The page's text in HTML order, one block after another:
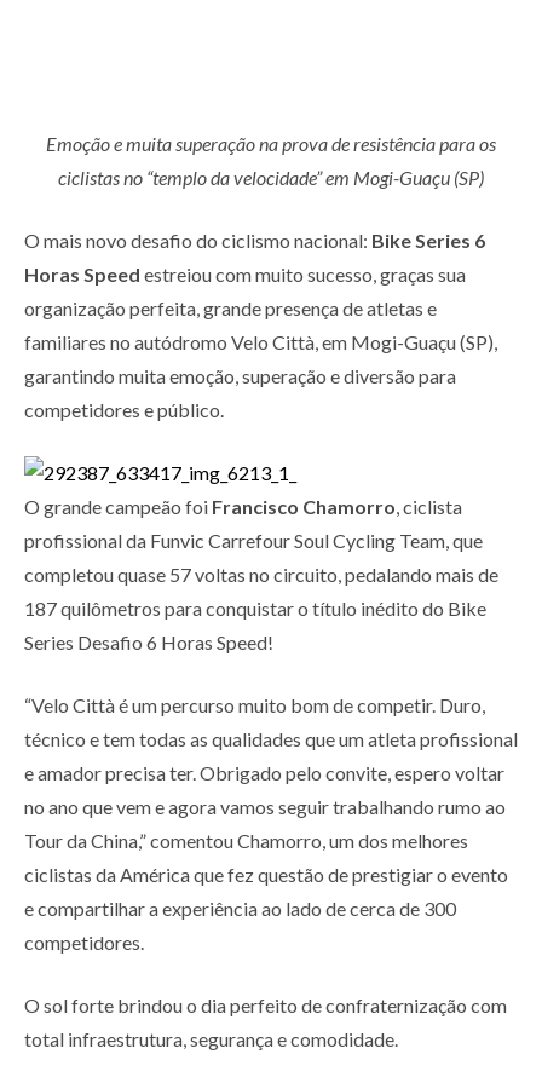
Emoção e muita superação na prova de resistência para os
ciclistas no “templo da velocidade” em Mogi-Guaçu (SP)
O mais novo desafio do ciclismo nacional: Bike Series 6
Horas Speed estreiou com muito sucesso, graças sua
organização perfeita, grande presença de atletas e
familiares no autódromo Velo Città, em Mogi-Guaçu (SP),
garantindo muita emoção, superação e diversão para
competidores e público.
O grande campeão foi Francisco Chamorro, ciclista
profissional da Funvic Carrefour Soul Cycling Team, que
completou quase 57 voltas no circuito, pedalando mais de
187 quilômetros para conquistar o título inédito do Bike
Series Desafio 6 Horas Speed!
“Velo Città é um percurso muito bom de competir. Duro,
técnico e tem todas as qualidades que um atleta profissional
e amador precisa ter. Obrigado pelo convite, espero voltar
no ano que vem e agora vamos seguir trabalhando rumo ao
Tour da China,” comentou Chamorro, um dos melhores
ciclistas da América que fez questão de prestigiar o evento
e compartilhar a experiência ao lado de cerca de 300
competidores.
O sol forte brindou o dia perfeito de confraternização com
total infraestrutura, segurança e comodidade.